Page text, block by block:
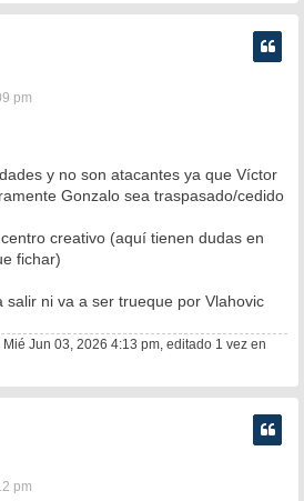
pm
y no son atacantes ya que Víctor
Gonzalo sea traspasado/cedido
creativo (aquí tienen dudas en
fichar)
salir ni va a ser trueque por Vlahovic
Mié Jun 03, 2026 4:13 pm, editado 1 vez en
pm